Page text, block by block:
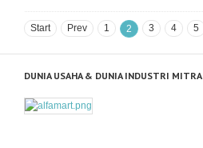
Start Prev 1 2 3 4 5
DUNIA USAHA & DUNIA INDUSTRI MITRA